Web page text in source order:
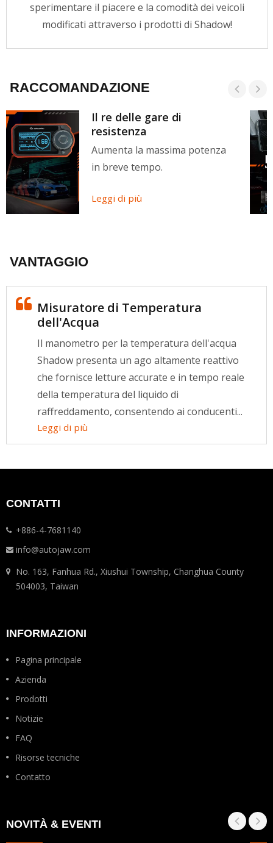
sperimentare il piacere e la comodità dei veicoli
modificati attraverso i prodotti di Shadow!
RACCOMANDAZIONE
Il re delle gare di
resistenza
Aumenta la massima potenza
in breve tempo.
Leggi di più
VANTAGGIO
Misuratore di Temperatura
dell'Acqua
Il manometro per la temperatura dell'acqua
Shadow presenta un ago altamente reattivo
che fornisce letture accurate e in tempo reale
della temperatura del liquido di
raffreddamento, consentendo ai conducenti...
Leggi di più
CONTATTI
+886-4-7681140
info@autojaw.com
No. 163, Fanhua Rd., Xiushui Township, Changhua County
504003, Taiwan
INFORMAZIONI
Pagina principale
Azienda
Prodotti
Notizie
FAQ
Risorse tecniche
Contatto
NOVITÀ & EVENTI